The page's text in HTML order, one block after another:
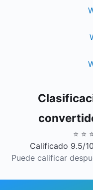
⭐ ⭐
Calificado 9.5/
Puede calificar